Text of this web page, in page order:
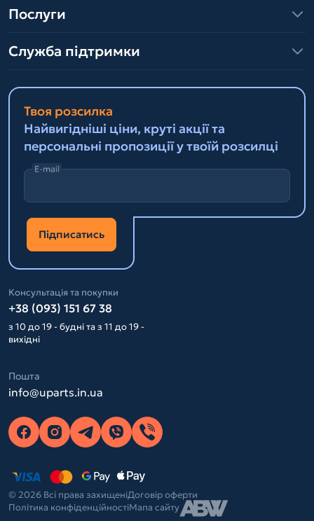
Послуги
Служба підтримки
Твоя розсилка
Найвигідніші ціни, круті акції та
персональні пропозиції у твоїй розсилці
E-mail
Підписатись
Консультація та покупки
+38 (093) 151 67 38
з 10 до 19 - будні та з 11 до 19 -
вихідні
Пошта
info@uparts.in.ua
© 2026 Всі права захищеніДоговір оферти
Політика конфіденційностіМапа сайту